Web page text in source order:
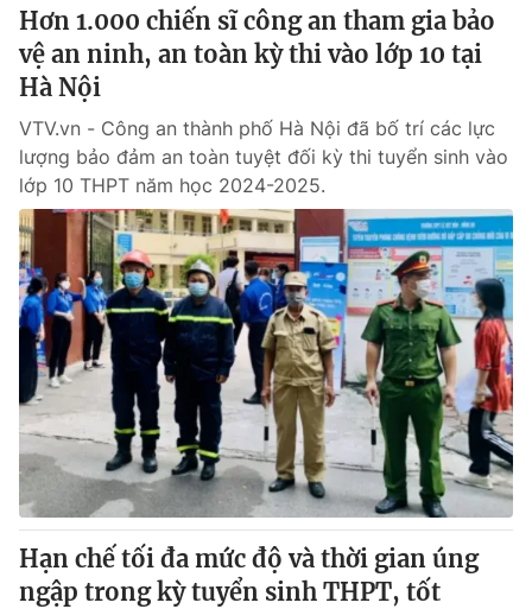
VTV9 VTV8
Liên hệ tòa soạn
THỜI BÁO VTV
Theo dõi báo trên
Cơ quan chủ quản:Đài Truyền hình Việt Nam
Cơ quan báo chí: Thời báo VTV
Giấy phép hoạt động báo in và báo điện tử số 483/GP-BTTTT
cấp ngày 29/12/2023
Tổng Biên tập: Vũ Thanh Thủy
Phó Tổng Biên tập:Nguyễn Thị Mỹ Hạnh, Phạm Quốc Thắng,
Nguyễn Trọng Ninh
Tổng đài VTV:024.38 355 931 - 024.38 355 932
Hơn 1.000 chiến sĩ công an tham gia bảo
vệ an ninh, an toàn kỳ thi vào lớp 10 tại
Hà Nội
VTV.vn - Công an thành phố Hà Nội đã bố trí các lực
lượng bảo đảm an toàn tuyệt đối kỳ thi tuyển sinh vào
lớp 10 THPT năm học 2024-2025.
Hạn chế tối đa mức độ và thời gian úng
ngập trong kỳ tuyển sinh THPT, tốt